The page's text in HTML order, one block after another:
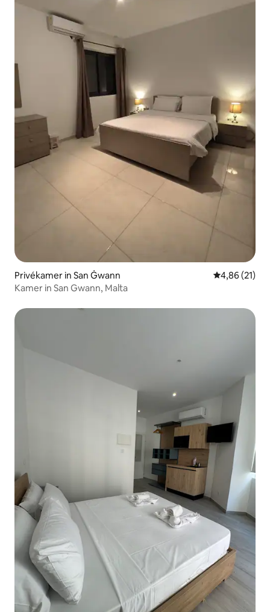
Privékamer in San Ġwann Gemiddelde
4,86 (21)
Kamer in San Gwann, Malta